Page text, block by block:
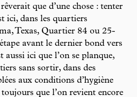
que d’une chose : tenter
ici, dans les quartiers
Texas, Quartier 84 ou 25-
avant le dernier bond vers
aussi ici que l’on se planque,
sans sortir, dans des
aux conditions d’hygiène
toujours que l’on revient encore